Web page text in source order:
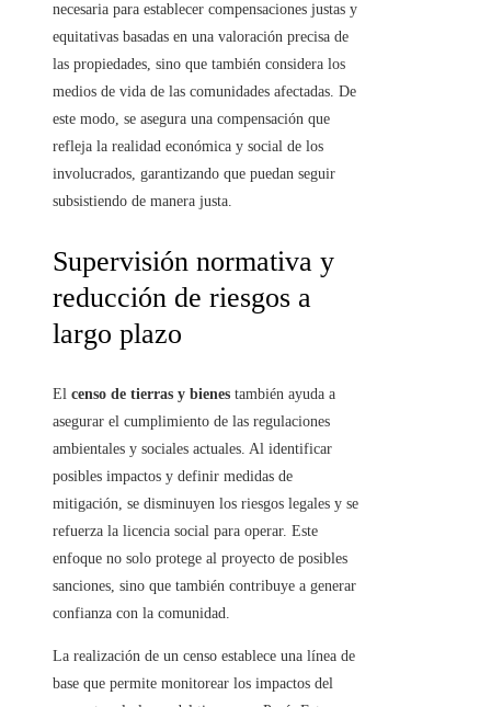
necesaria para establecer compensaciones justas y
equitativas basadas en una valoración precisa de
las propiedades, sino que también considera los
medios de vida de las comunidades afectadas. De
este modo, se asegura una compensación que
refleja la realidad económica y social de los
involucrados, garantizando que puedan seguir
subsistiendo de manera justa.
Supervisión normativa y
reducción de riesgos a
largo plazo
El censo de tierras y bienes también ayuda a
asegurar el cumplimiento de las regulaciones
ambientales y sociales actuales. Al identificar
posibles impactos y definir medidas de
mitigación, se disminuyen los riesgos legales y se
refuerza la licencia social para operar. Este
enfoque no solo protege al proyecto de posibles
sanciones, sino que también contribuye a generar
confianza con la comunidad.
La realización de un censo establece una línea de
base que permite monitorear los impactos del